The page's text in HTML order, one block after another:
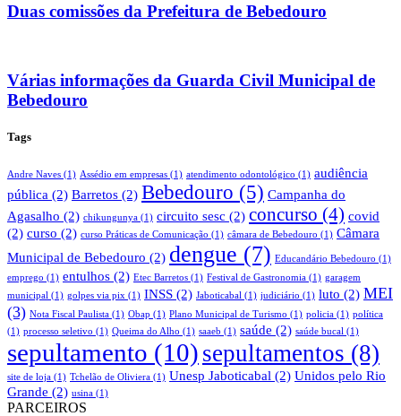
Duas comissões da Prefeitura de Bebedouro
Várias informações da Guarda Civil Municipal de
Bebedouro
Tags
Andre Naves (1) Assédio em empresas (1) atendimento odontológico (1) audiência
pública (2) Barretos (2) Bebedouro (5) Campanha do
Agasalho (2) chikungunya (1) circuito sesc (2) concurso (4) covid
(2) curso (2) curso Práticas de Comunicação (1) câmara de Bebedouro (1) Câmara
Municipal de Bebedouro (2) dengue (7) Educandário Bebedouro (1)
emprego (1) entulhos (2) Etec Barretos (1) Festival de Gastronomia (1) garagem
municipal (1) golpes via pix (1) INSS (2) Jaboticabal (1) judiciário (1) luto (2) MEI
(3) Nota Fiscal Paulista (1) Obap (1) Plano Municipal de Turismo (1) policia (1) política
(1) processo seletivo (1) Queima do Alho (1) saaeb (1) saúde (2) saúde bucal (1)
sepultamento (10) sepultamentos (8)
site de loja (1) Tchelão de Oliviera (1) Unesp Jaboticabal (2) Unidos pelo Rio
Grande (2) usina (1)
PARCEIROS